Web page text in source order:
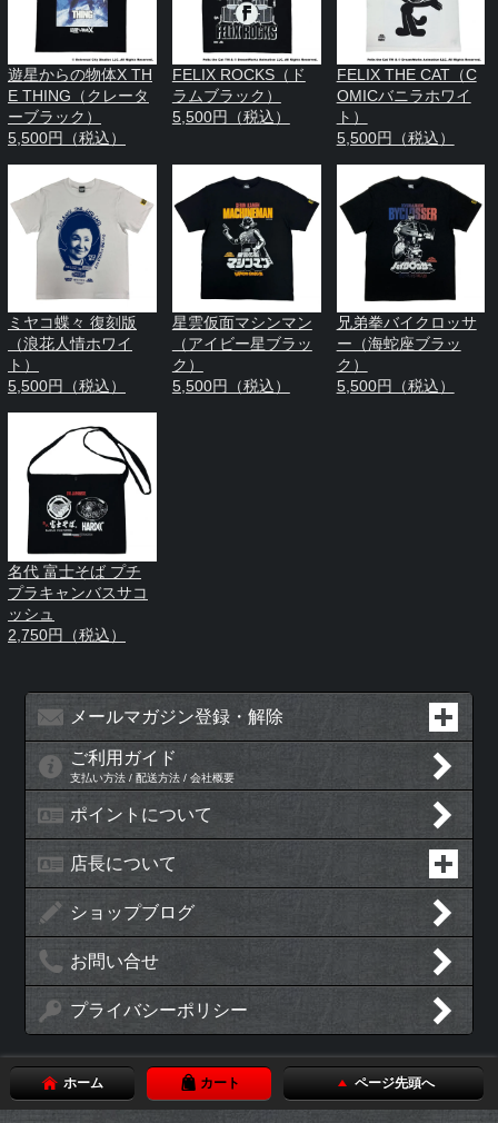
遊星からの物体X TH
E THING（クレータ
ーブラック）
5,500円（税込）
FELIX ROCKS（ド
ラムブラック）
5,500円（税込）
FELIX THE CAT（C
OMICバニラホワイ
ト）
5,500円（税込）
ミヤコ蝶々 復刻版
（浪花人情ホワイ
ト）
5,500円（税込）
星雲仮面マシンマン
（アイビー星ブラッ
ク）
5,500円（税込）
兄弟拳バイクロッサ
ー（海蛇座ブラッ
ク）
5,500円（税込）
名代 富士そば プチ
プラキャンバスサコ
ッシュ
2,750円（税込）
メールマガジン登録・解除
ご利用ガイド
支払い方法 / 配送方法 / 会社概要
ポイントについて
店長について
ショップブログ
お問い合せ
プライバシーポリシー
ホーム カート ページ先頭へ